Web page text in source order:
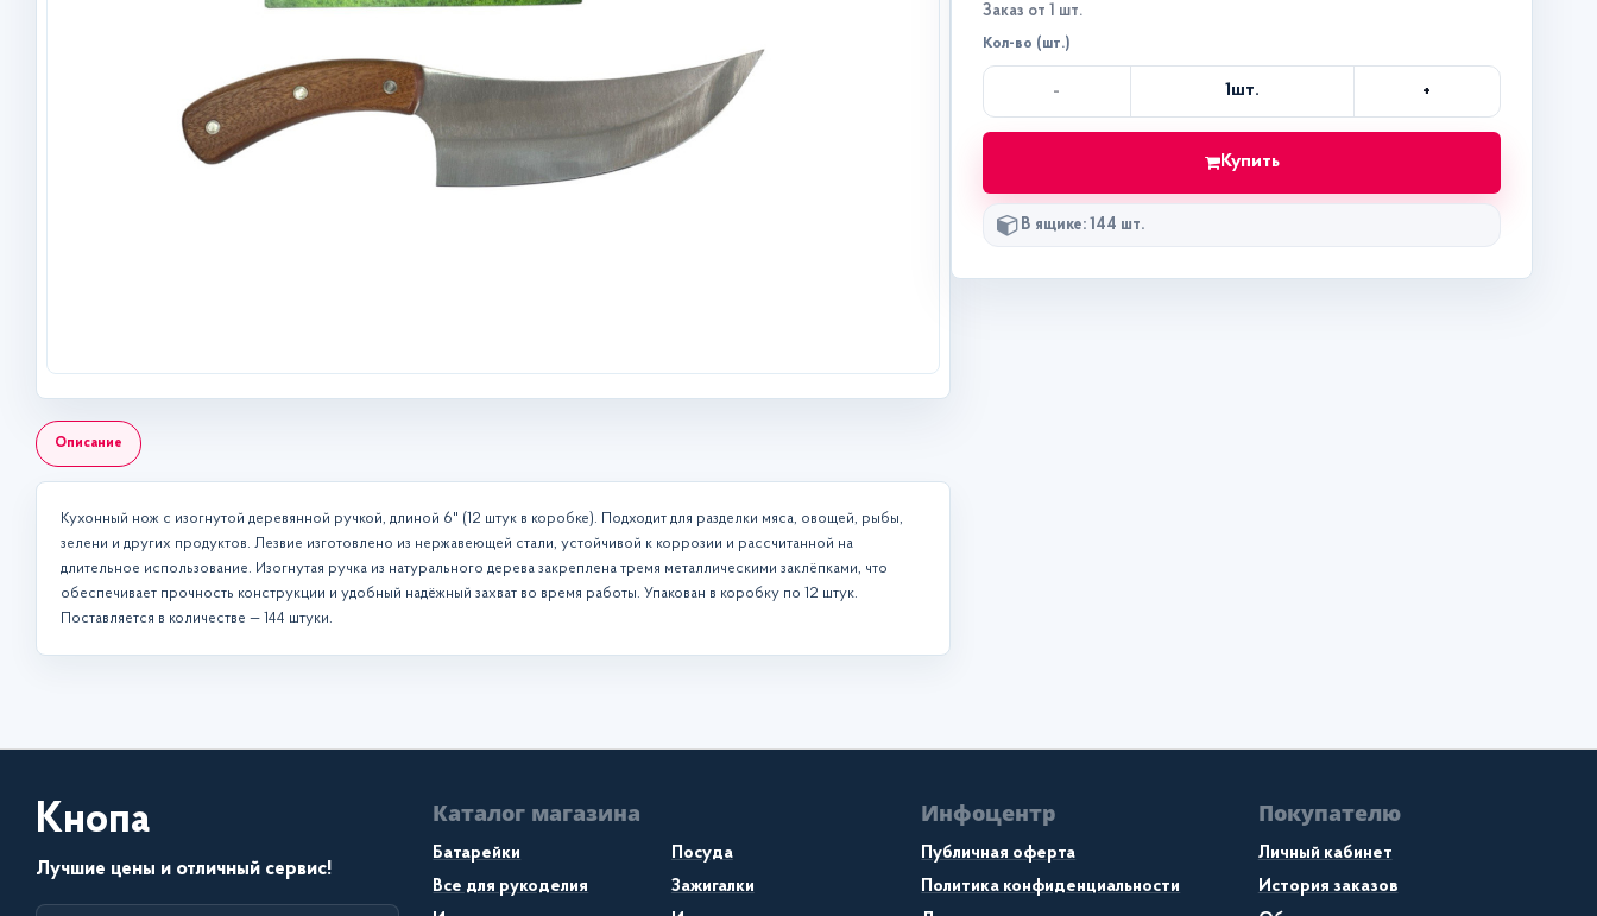
Описание
Кухонный нож с изогнутой деревянной ручкой, длиной 6" (12 штук в коробке). Подходит для разделки мяса, овощей, рыбы,
зелени и других продуктов. Лезвие изготовлено из нержавеющей стали, устойчивой к коррозии и рассчитанной на
длительное использование. Изогнутая ручка из натурального дерева закреплена тремя металлическими заклёпками, что
обеспечивает прочность конструкции и удобный надёжный захват во время работы. Упакован в коробку по 12 штук.
Поставляется в количестве — 144 штуки.
Заказ от 1 шт.
Кол-во (шт.)
- 1шт. +
Купить
В ящике: 144 шт.
Кнопа
Лучшие цены и отличный сервис!
Каталог магазина
Батарейки
Посуда
Все для рукоделия
Зажигалки
Инфоцентр
Публичная оферта
Политика конфиденциальности
Покупателю
Личный кабинет
История заказов